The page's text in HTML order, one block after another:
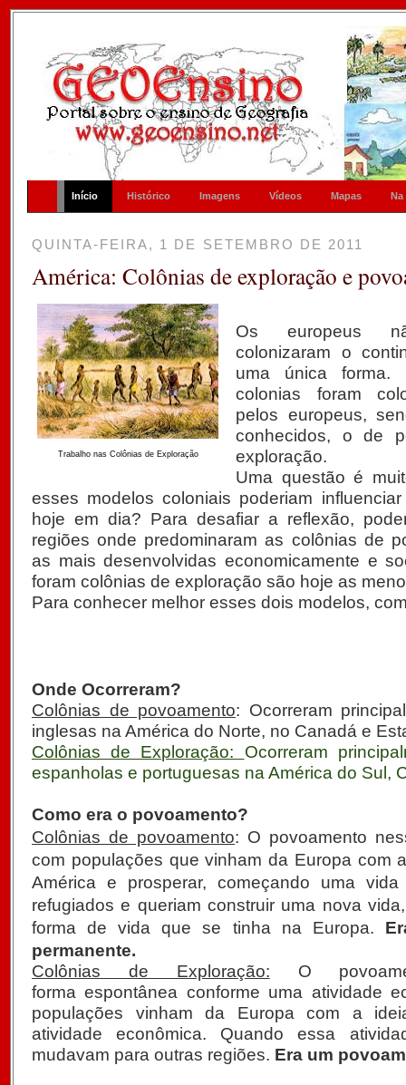
Início Histórico Imagens Vídeos Mapas Na
QUINTA-FEIRA, 1 DE SETEMBRO DE 2011
América: Colônias de exploração e
Trabalho nas Colônias de Exploração
Os europeus
colonizaram o
uma única forma.
colonias foram
pelos europeus,
conhecidos, o de
exploração.
Uma questão é
esses modelos coloniais poderiam
hoje em dia? Para desafiar a reflexão,
regiões onde predominaram as colônias de
as mais desenvolvidas economicamente e
foram colônias de exploração são hoje as
Para conhecer melhor esses dois modelos,
Onde Ocorreram?
Colônias de povoamento: Ocorreram
inglesas na América do Norte, no Canadá e
Colônias de Exploração: Ocorreram
espanholas e portuguesas na América do Sul,
Como era o povoamento?
Colônias de povoamento: O povoamento
com populações que vinham da Europa com
América e prosperar, começando uma
refugiados e queriam construir uma nova
forma de vida que se tinha na Europa.
permanente.
Colônias de Exploração:
O
forma espontânea conforme uma atividade
populações vinham da Europa com a
atividade econômica. Quando essa
mudavam para outras regiões. Era um